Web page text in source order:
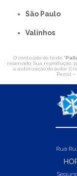
São Paulo
Valinhos
O conteúdo do texto "
reservado. Sua reprodução,
a autorização do autor.
Penal –
Rua